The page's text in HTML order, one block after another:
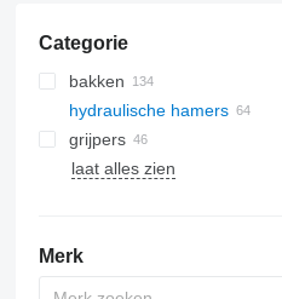
Categorie
bakken
puinbakken
egalisatiebaken
breekbakken
hydraulische hamers
grijpers
avegaarboren
laat alles zien
Merk